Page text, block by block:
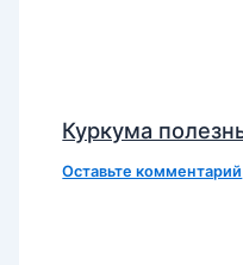
Куркума
Оставьте комментарий